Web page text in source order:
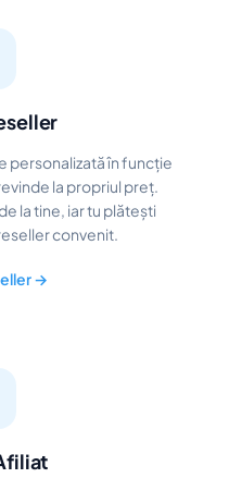
personalizată în funcție
la propriul preț.
la tine, iar tu plătești
convenit.
→